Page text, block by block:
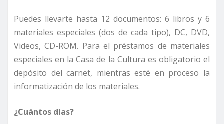
Puedes llevarte hasta 12 documentos: 6 libros y 6
materiales especiales (dos de cada tipo), DC, DVD,
Videos, CD-ROM. Para el préstamos de materiales
especiales en la Casa de la Cultura es obligatorio el
depósito del carnet, mientras esté en proceso la
informatización de los materiales.
¿Cuántos días?